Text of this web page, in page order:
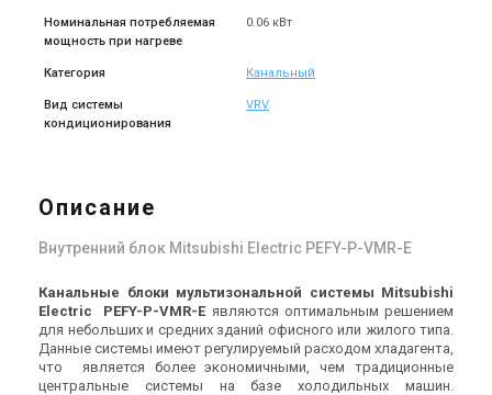
Номинальная потребляемая
мощность при нагреве
0.06 кВт
Категория Канальный
Вид системы
кондиционирования
VRV
Описание
Внутренний блок Mitsubishi Electric PEFY-P-VMR-E
Канальные блоки мультизональной системы Mitsubishi
Electric PEFY-P-VMR-E являются оптимальным решением
для небольших и средних зданий офисного или жилого типа.
Данные системы имеют регулируемый расходом хладагента,
что является более экономичными, чем традиционные
центральные системы на базе холодильных машин.